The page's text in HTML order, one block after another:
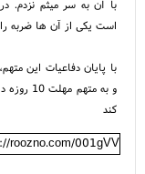
با آن به سر میثم نزدم.
است یکی از آن ها ضربه
با پایان دفاعیات این
و به
کند
roozno.com/001gVV